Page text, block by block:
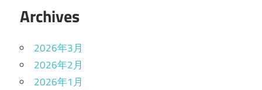
Archives
2026年3月
2026年2月
2026年1月